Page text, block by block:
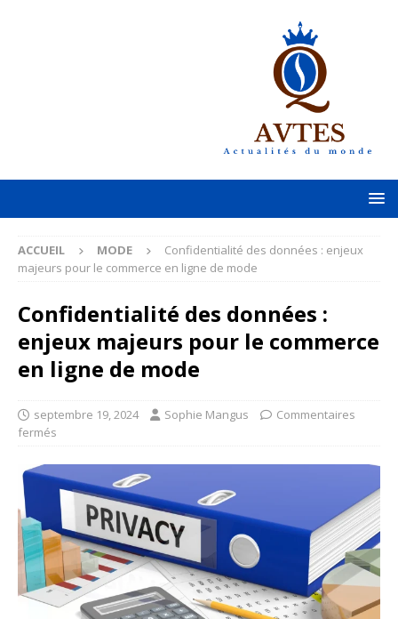
ACCUEIL MODE
Confidentialité des données : enjeux
majeurs pour le commerce en ligne de mode
Confidentialité des données :
enjeux majeurs pour le commerce
en ligne de mode
septembre 19, 2024 Sophie Mangus
Commentaires
fermés